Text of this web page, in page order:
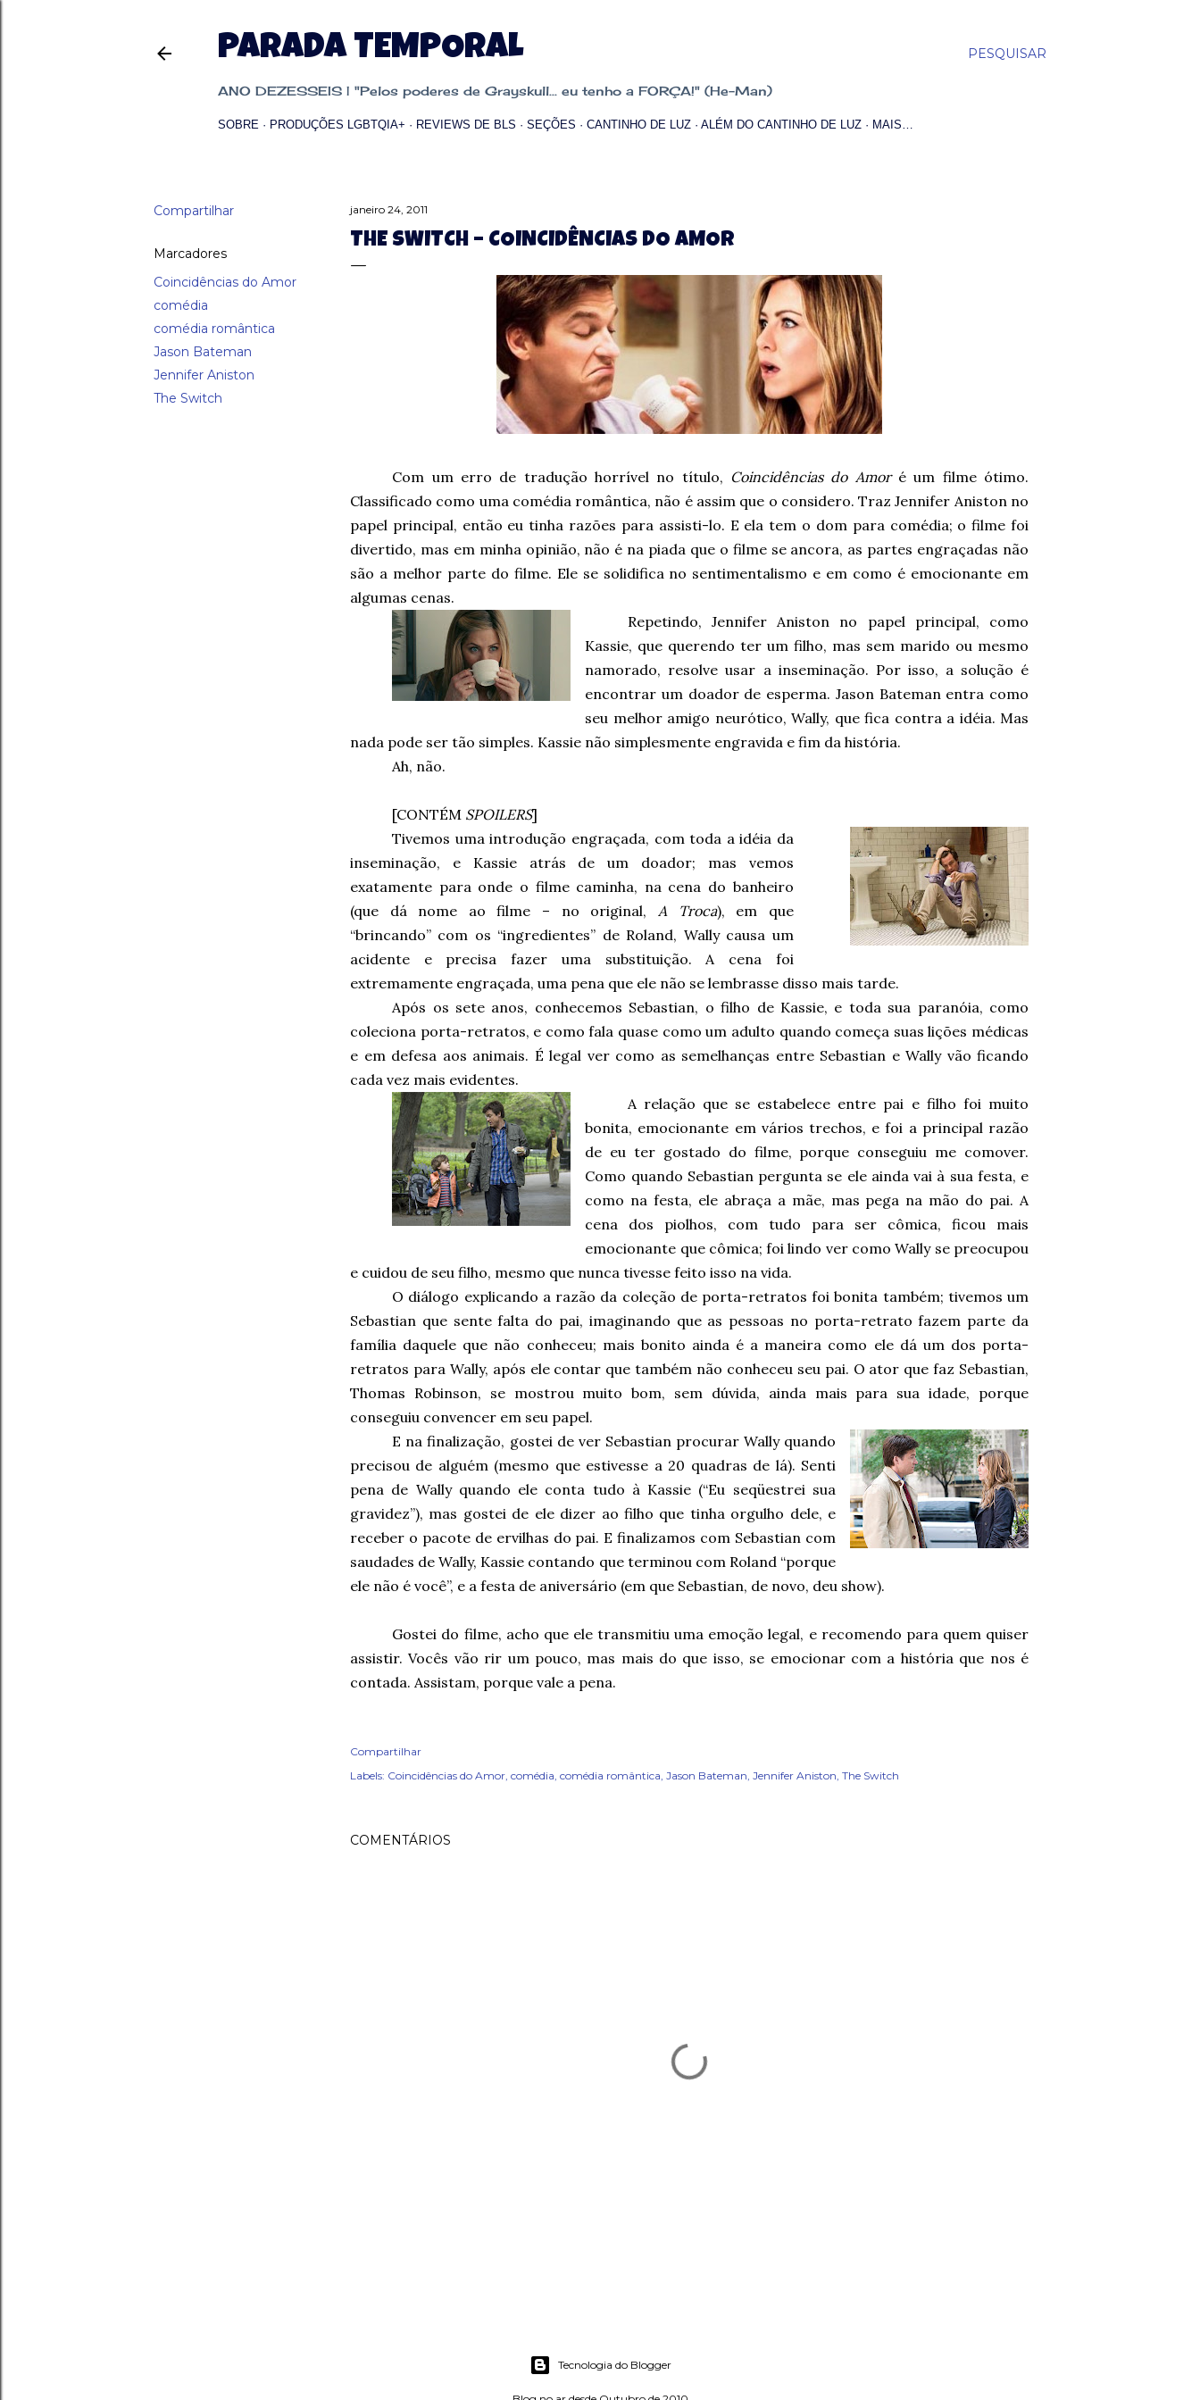
PESQUISAR
PARADA TEMPORAL
ANO DEZESSEIS | "Pelos poderes de Grayskull... eu tenho a FORÇA!" (He-Man)
SOBRE PRODUÇÕES LGBTQIA+ REVIEWS DE BLS SEÇÕES CANTINHO DE LUZ ALÉM DO CANTINHO DE LUZ MAIS…
Compartilhar
Marcadores
Coincidências do Amor
comédia
comédia romântica
Jason Bateman
Jennifer Aniston
The Switch
janeiro 24, 2011
THE SWITCH – COINCIDÊNCIAS DO AMOR
Com um erro de tradução horrível no título, Coincidências do Amoré um filme ótimo.
Classificado como uma comédia romântica, não é assim que o considero. Traz Jennifer Aniston no
papel principal, então eu tinha razões para assisti-lo. E ela tem o dom para comédia; o filme foi
divertido, mas em minha opinião, não é na piada que o filme se ancora, as partes engraçadas não
são a melhor parte do filme. Ele se solidifica no sentimentalismo e em como é emocionante em
algumas cenas.
Repetindo, Jennifer Aniston no papel principal, como
Kassie, que querendo ter um filho, mas sem marido ou mesmo
namorado, resolve usar a inseminação. Por isso, a solução é
encontrar um doador de esperma. Jason Bateman entra como
seu melhor amigo neurótico, Wally, que fica contra a idéia. Mas
nada pode ser tão simples. Kassie não simplesmente engravida e fim da história.
Ah, não.
[CONTÉM SPOILERS]
Tivemos uma introdução engraçada, com toda a idéia da
inseminação, e Kassie atrás de um doador; mas vemos
exatamente para onde o filme caminha, na cena do banheiro
(que dá nome ao filme – no original, A Troca), em que
“brincando” com os “ingredientes” de Roland, Wally causa um
acidente e precisa fazer uma substituição. A cena foi
extremamente engraçada, uma pena que ele não se lembrasse disso mais tarde.
Após os sete anos, conhecemos Sebastian, o filho de Kassie, e toda sua paranóia, como
coleciona porta-retratos, e como fala quase como um adulto quando começa suas lições médicas
e em defesa aos animais. É legal ver como as semelhanças entre Sebastian e Wally vão ficando
cada vez mais evidentes.
A relação que se estabelece entre pai e filho foi muito
bonita, emocionante em vários trechos, e foi a principal razão
de eu ter gostado do filme, porque conseguiu me comover.
Como quando Sebastian pergunta se ele ainda vai à sua festa, e
como na festa, ele abraça a mãe, mas pega na mão do pai. A
cena dos piolhos, com tudo para ser cômica, ficou mais
emocionante que cômica; foi lindo ver como Wally se preocupou
e cuidou de seu filho, mesmo que nunca tivesse feito isso na vida.
O diálogo explicando a razão da coleção de porta-retratos foi bonita também; tivemos um
Sebastian que sente falta do pai, imaginando que as pessoas no porta-retrato fazem parte da
família daquele que não conheceu; mais bonito ainda é a maneira como ele dá um dos porta-
retratos para Wally, após ele contar que também não conheceu seu pai. O ator que faz Sebastian,
Thomas Robinson, se mostrou muito bom, sem dúvida, ainda mais para sua idade, porque
conseguiu convencer em seu papel.
E na finalização, gostei de ver Sebastian procurar Wally quando
precisou de alguém (mesmo que estivesse a 20 quadras de lá). Senti
pena de Wally quando ele conta tudo à Kassie (“Eu seqüestrei sua
gravidez”), mas gostei de ele dizer ao filho que tinha orgulho dele, e
receber o pacote de ervilhas do pai. E finalizamos com Sebastian com
saudades de Wally, Kassie contando que terminou com Roland “porque
ele não é você”, e a festa de aniversário (em que Sebastian, de novo, deu show).
Gostei do filme, acho que ele transmitiu uma emoção legal, e recomendo para quem quiser
assistir. Vocês vão rir um pouco, mas mais do que isso, se emocionar com a história que nos é
contada. Assistam, porque vale a pena.
Compartilhar
Labels: Coincidências do Amor comédia comédia romântica Jason Bateman Jennifer Aniston The Switch
COMENTÁRIOS
Tecnologia do Blogger